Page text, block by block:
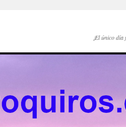
¡El único